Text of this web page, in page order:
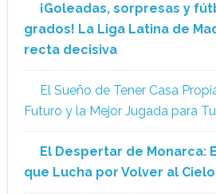
¡Goleadas, sorpresas y
grados! La Liga Latina de
recta decisiva
El Sueño de Tener Casa
Futuro y la Mejor Jugada para
El Despertar de Monarca:
que Lucha por Volver al Cielo